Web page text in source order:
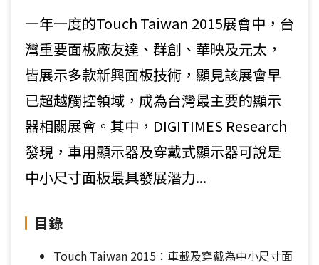
一年一度的Touch Taiwan 2015展會中，台
灣重要面板廠友達、群創、華映及元太，
皆展示多款新興面板技術，顯見該展會早
已超越觸控領域，成為台灣最主要的顯示
器相關展會。其中，DIGITIMES Research
發現，車用顯示器及穿戴式顯示器可說是
中小尺寸面板最具發展潛力...
目錄
Touch Taiwan 2015：車載及穿戴為中小尺寸面